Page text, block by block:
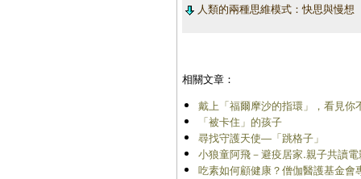
人類的兩種思維模式：快思與慢想
相關文章：
戴上「福爾摩沙的指環」，看見你
「被卡住」的孩子
尋找守護天使―「跳格子」
小狼童阿飛－避疫居家.親子共讀
吃素如何顧健康？僧伽醫護基金會